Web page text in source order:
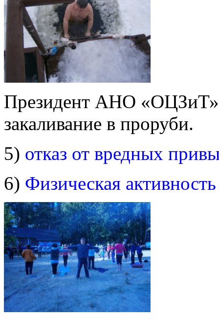
Президент АНО
закаливание в проруби.
5) отказ от вредных
6) Физическая